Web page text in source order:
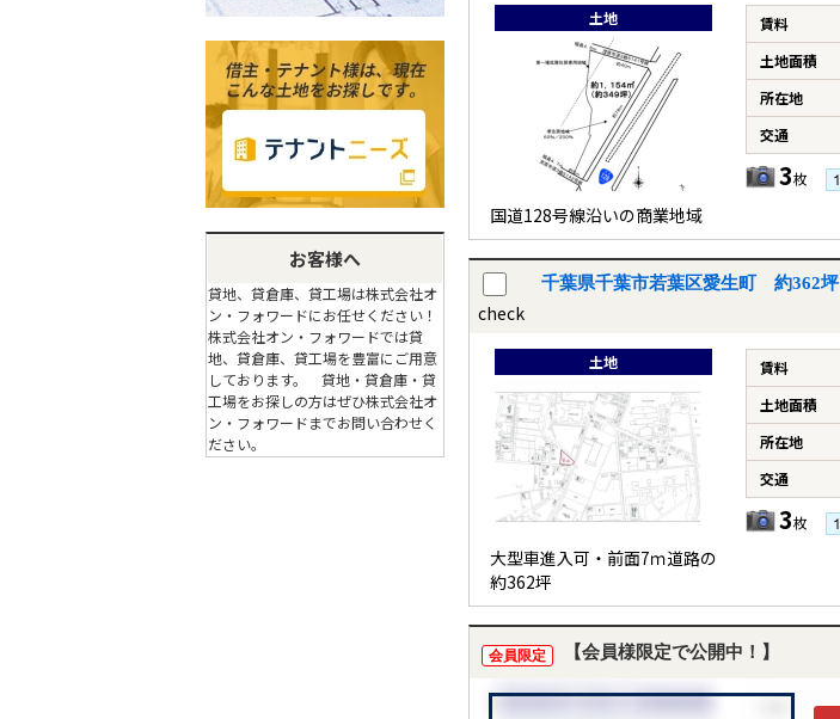
土地
国道128号線沿いの商業地域
賃料
土地面積
所在地
交通
3枚
check
千葉県千葉市若葉区愛生町 約362坪
土地
大型車進入可・前面7ｍ道路の
約362坪
賃料
土地面積
所在地
交通
3枚
会員限定 【会員様限定で公開中！】
お客様へ
貸地、貸倉庫、貸工場は株式会社オ
ン・フォワードにお任せください！
株式会社オン・フォワードでは貸
地、貸倉庫、貸工場を豊富にご用意
しております。 貸地・貸倉庫・貸
工場をお探しの方はぜひ株式会社オ
ン・フォワードまでお問い合わせく
ださい。